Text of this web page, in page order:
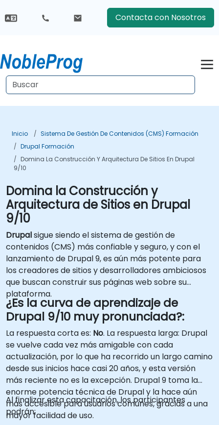
Contacta con Nosotros
Inicio
Sistema De Gestión De Contenidos (CMS) Formación
Drupal Formación
Domina La Construcción Y Arquitectura De Sitios En Drupal
9/10
Domina la Construcción y
Arquitectura de Sitios en Drupal
9/10
Drupalsigue siendo el sistema de gestión de
contenidos (CMS) más confiable y seguro, y con el
lanzamiento de Drupal 9, es aún más potente para
los creadores de sitios y desarrolladores ambiciosos
que buscan construir sus páginas web sobre su
plataforma.
¿Es la curva de aprendizaje de
Drupal 9/10 muy pronunciada?:
La respuesta corta es: No. La respuesta larga: Drupal
se vuelve cada vez más amigable con cada
actualización, por lo que ha recorrido un largo camino
desde sus inicios hace casi 20 años, y esta versión
más reciente no es la excepción. Drupal 9 toma la
enorme potencia técnica de Drupal y la hace aún
más accesible para usuarios comunes, gracias a una
mayor facilidad de uso.
Al finalizar esta capacitación, los participantes
podrán: